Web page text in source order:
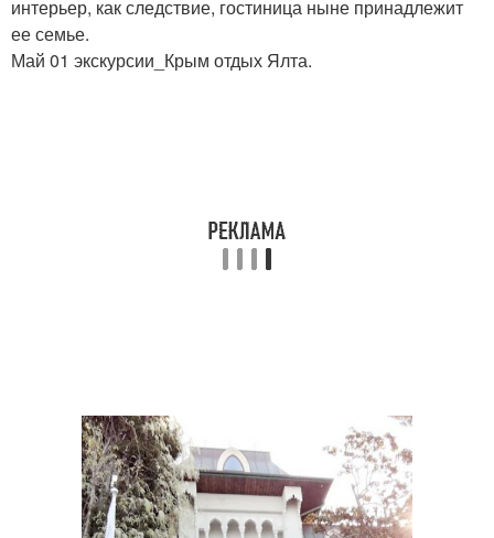
интерьер, как следствие, гостиница ныне принадлежит
ее семье.
Май 01 экскурсии_Крым отдых Ялта.